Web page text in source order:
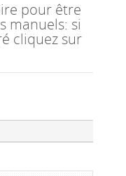
pour être
manuels: si
cliquez sur